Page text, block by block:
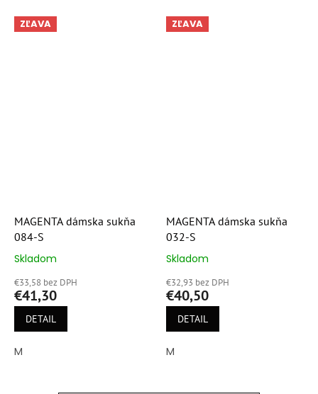
ZĽAVA
MAGENTA dámska sukňa
084-S
Priemerné
produktu
je
5,0
hviezdičiek.
Skladom
€33,58 bez DPH
€41,30
DETAIL
M
ZĽAVA
MAGENTA dámska sukňa
032-S
Priemerné
produktu
je
4,6
hviezdičiek.
Skladom
€32,93 bez DPH
€40,50
DETAIL
M